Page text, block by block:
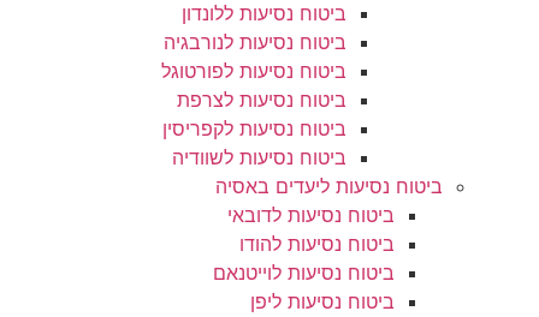
ביטוח נסיעות ללונדון
ביטוח נסיעות לנורבגיה
ביטוח נסיעות לפורטוגל
ביטוח נסיעות לצרפת
ביטוח נסיעות לקפריסין
ביטוח נסיעות לשוודיה
ביטוח נסיעות ליעדים באסיה
ביטוח נסיעות לדובאי
ביטוח נסיעות להודו
ביטוח נסיעות לוייטנאם
ביטוח נסיעות ליפן